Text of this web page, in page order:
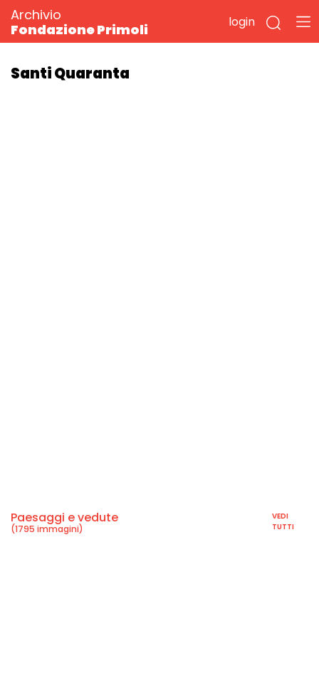
Archivio
Fondazione Primoli
login
Santi Quaranta
Paesaggi e vedute
(1795 immagini)
VEDI
TUTTI